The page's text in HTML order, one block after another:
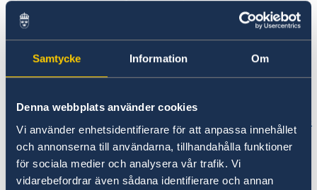
Samtycke Information Om
Denna webbplats använder cookies
Vi använder enhetsidentifierare för att anpassa innehållet
och annonserna till användarna, tillhandahålla funktioner
för sociala medier och analysera vår trafik. Vi
vidarebefordrar även sådana identifierare och annan
Passports
information on when to visit the embassy and
which documents you need to bring with you.
You can also read more about applying for
Agency's web page
https://www.migrationsverket.se/English/Private-
individuals.html
Best regards,